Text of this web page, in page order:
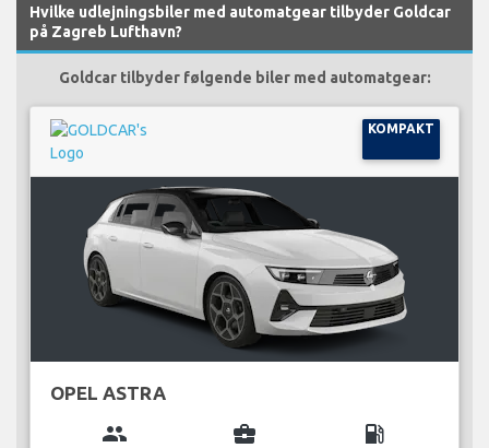
Hvilke udlejningsbiler med automatgear tilbyder Goldcar
på Zagreb Lufthavn?
Goldcar tilbyder følgende biler med automatgear:
KOMPAKT
OPEL ASTRA
group business_center local_gas_station